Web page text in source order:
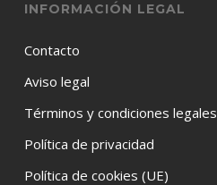
INFORMACIÓN LEGAL
Contacto
Aviso legal
Términos y condiciones legales
Política de privacidad
Política de cookies (UE)